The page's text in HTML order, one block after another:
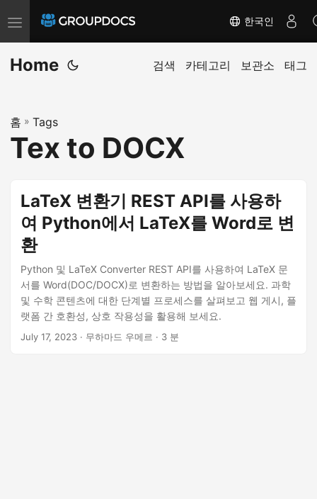
T
o
g
e
n
한국인
Home 검색 카테고리 보관소 태그
홈 » Tags
Tex to DOCX
LaTeX 변환기 REST API를 사용하
여 Python에서 LaTeX를 Word로 변
환
Python 및 LaTeX Converter REST API를 사용하여 LaTeX 문
서를 Word(DOC/DOCX)로 변환하는 방법을 알아보세요. 과학
및 수학 콘텐츠에 대한 단계별 프로세스를 살펴보고 웹 게시, 플
랫폼 간 호환성, 상호 작용성을 활용해 보세요.
July 17, 2023 · 무하마드 우메르 · 3 분